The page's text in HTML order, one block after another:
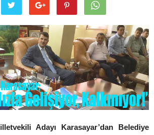
Adayı Karasayar’dan Belediye